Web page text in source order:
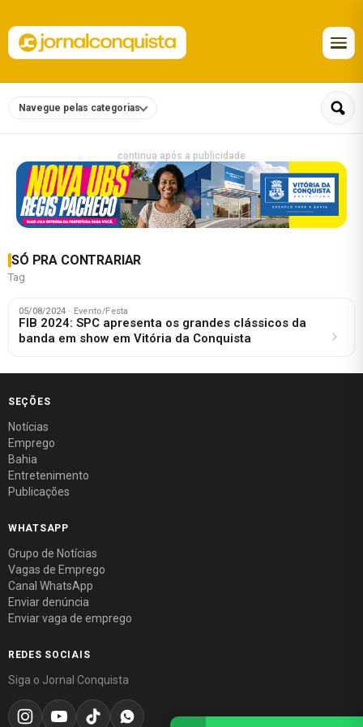
Navegue pelas categorias
continua após a publicidade
SÓ PRA CONTRARIAR
Tag
05/08/2024 · Evento/Festa
FIB 2024: SPC apresenta os grandes clássicos da
banda em show em Vitória da Conquista
SEÇÕES
Notícias
Emprego
Bahia
Entretenimento
Publicações
WHATSAPP
Grupo de Notícias
Vagas de Emprego
Canal WhatsApp
Enviar denúncia
Enviar vaga de emprego
REDES SOCIAIS
Siga o Jornal Conquista